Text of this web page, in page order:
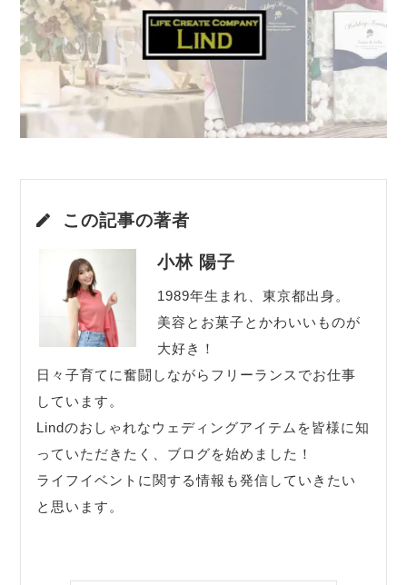
この記事の著者
小林 陽子
1989年生まれ、東京都出身。
美容とお菓子とかわいいものが
大好き！
日々子育てに奮闘しながらフリーランスでお仕事
しています。
Lindのおしゃれなウェディングアイテムを皆様に知
っていただきたく、ブログを始めました！
ライフイベントに関する情報も発信していきたい
と思います。